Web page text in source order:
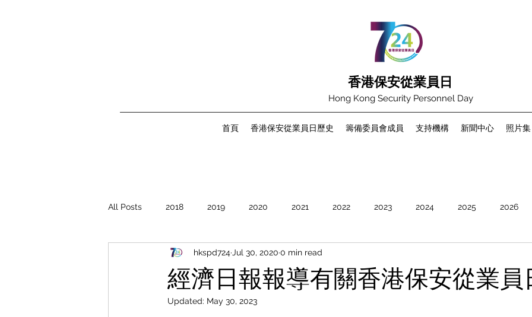
香港保安從業員日
Hong Kong Security Personnel Day
首頁 香港保安從業員日歷史 籌備委員會成員 支持機構 新聞中心 照片集
All Posts 2018 2019 2020 2021 2022 2023 2024 2025 2026
經濟日報報導有關香港保安從業員
hkspd724 Jul 30, 2020 0 min read
Updated: May 30, 2023